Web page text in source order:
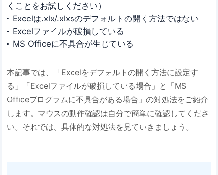
くことをお試しください）
Excelは.xlx/.xlxsのデフォルトの開く方法ではない
Excelファイルが破損している
MS Officeに不具合が生じている
本記事では、「Excelをデフォルトの開く方法に設定す
る」「Excelファイルが破損している場合」と「MS
Officeプログラムに不具合がある場合」の対処法をご紹介
します。マウスの動作確認は自分で簡単に確認してくださ
い。それでは、具体的な対処法を見ていきましょう。